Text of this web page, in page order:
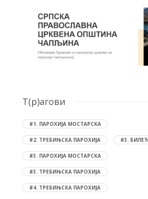
T(р)агови
#1. ПАРОХИЈА МОСТАРСКА
#2. ТРЕБИЊСКА ПАРОХИЈА #3.
#3. ПАРОХИЈА МОСТАРСКА
#3. ТРЕБИЊСКА ПАРОХИЈА
#4. ТРЕБИЊСКА ПАРОХИЈА